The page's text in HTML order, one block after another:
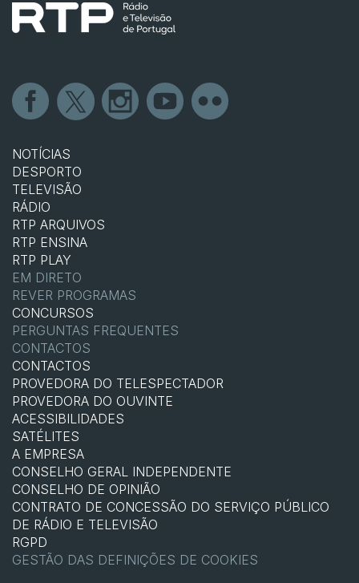
NOTÍCIAS
DESPORTO
TELEVISÃO
RÁDIO
RTP ARQUIVOS
RTP ENSINA
RTP PLAY
EM DIRETO
REVER PROGRAMAS
CONCURSOS
PERGUNTAS FREQUENTES
CONTACTOS
CONTACTOS
PROVEDORA DO TELESPECTADOR
PROVEDORA DO OUVINTE
ACESSIBILIDADES
SATÉLITES
A EMPRESA
CONSELHO GERAL INDEPENDENTE
CONSELHO DE OPINIÃO
CONTRATO DE CONCESSÃO DO SERVIÇO PÚBLICO
DE RÁDIO E TELEVISÃO
RGPD
GESTÃO DAS DEFINIÇÕES DE COOKIES